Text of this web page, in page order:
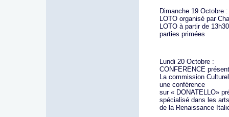
Dimanche 19 Octobre :
LOTO organisé par
LOTO à partir de
parties primées
Lundi 20 Octobre :
CONFERENCE
La commission
une conférence
sur « DONATELLO»
spécialisé dans les arts
de la Renaissance